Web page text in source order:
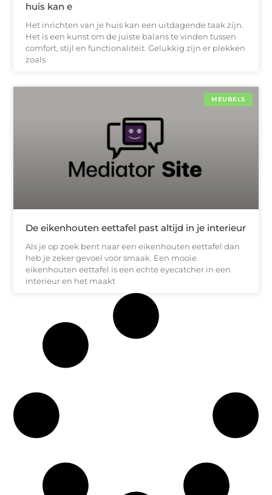
huis kan e
Het inrichten van je huis kan een uitdagende taak zijn.
Het is een kunst om de juiste balans te vinden tussen
comfort, stijl en functionaliteit. Gelukkig zijn er plekken
zoals
MEUBELS
De eikenhouten eettafel past altijd in je interieur
Als je op zoek bent naar een eikenhouten eettafel dan
heb je zeker gevoel voor smaak. Een mooie
eikenhouten eettafel is een echte eyecatcher in een
interieur en het maakt